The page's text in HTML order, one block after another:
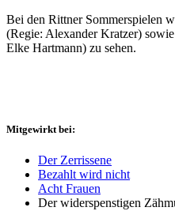
Bei den Rittner Sommerspielen
(Regie: Alexander Kratzer)
Elke Hartmann) zu sehen.
Mitgewirkt bei:
Der Zerrissene
Bezahlt wird nicht
Acht Frauen
Der widerspenstigen